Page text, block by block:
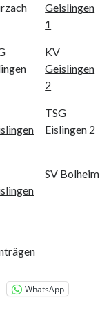
17.00 - 20.00 Uhr
Geislingen
1
KV
Geislingen
2
TSG
Eislingen 2
SV Bolheim
WhatsApp